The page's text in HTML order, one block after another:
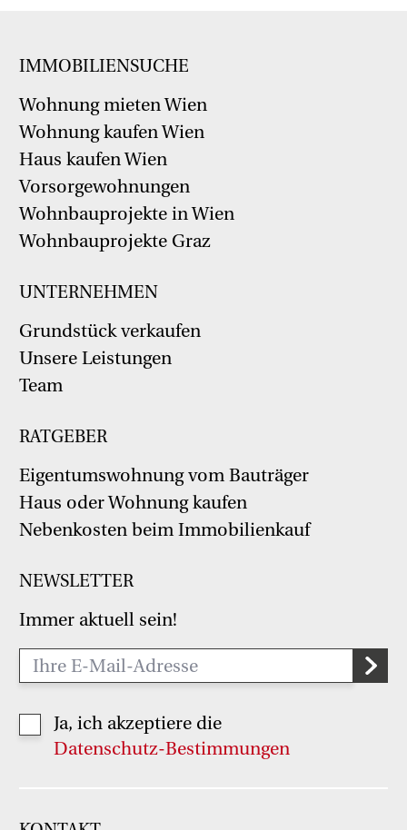
IMMOBILIENSUCHE
Wohnung mieten Wien
Wohnung kaufen Wien
Haus kaufen Wien
Vorsorgewohnungen
Wohnbauprojekte in Wien
Wohnbauprojekte Graz
UNTERNEHMEN
Grundstück verkaufen
Unsere Leistungen
Team
RATGEBER
Eigentumswohnung vom Bauträger
Haus oder Wohnung kaufen
Nebenkosten beim Immobilienkauf
NEWSLETTER
Immer aktuell sein!
Ja, ich akzeptiere die
Datenschutz-Bestimmungen